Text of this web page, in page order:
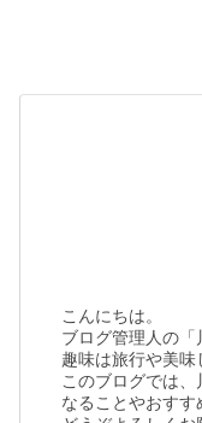
こんにちは。
ブログ管理人の「
趣味は旅行や美味
このブログでは
なることやおすす